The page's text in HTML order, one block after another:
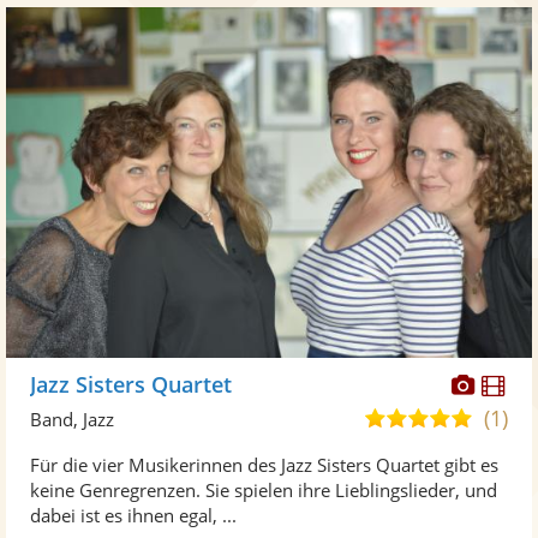
Fotos
Jazz Sisters Quartet
5,0
5
(1)
Band, Jazz
Für die vier Musikerinnen des Jazz Sisters Quartet gibt es
keine Genregrenzen. Sie spielen ihre Lieblingslieder, und
dabei ist es ihnen egal, ...